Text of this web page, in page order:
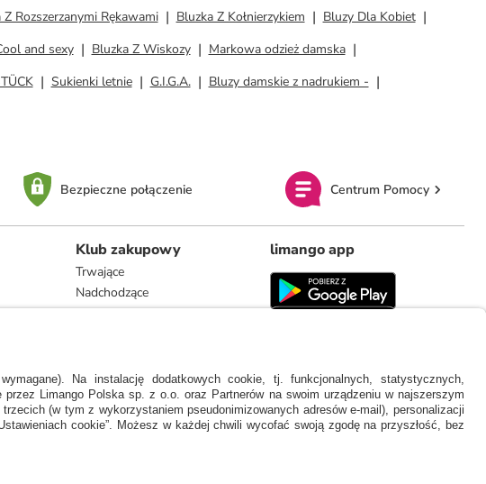
Z Rozszerzanymi Rękawami Bluzka Z Kołnierzykiem
Bluzy Dla Kobiet
and sexy Bluzka Z Wiskozy
Markowa odzież damska
Sukienki letnie G.I.G.A.
Bluzy damskie z nadrukiem -
Bezpieczne połączenie Centrum Pomocy
Klub zakupowy
Trwające
Nadchodzące
limango app